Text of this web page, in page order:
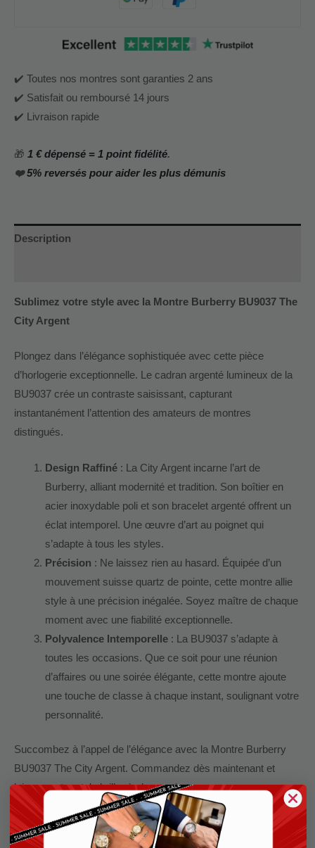
✔️ Toutes nos montres sont garanties 2 ans
✔️ Satisfait ou remboursé 14 jours
✔️ Livraison rapide
🎁 1 € dépensé = 1 point fidélité.
❤️5% reversés pour aider les plus démunis
Description
Sublimez votre style avec la Montre Burberry BU9037 The
City Argent
Plongez dans l’élégance sophistiquée avec cette pièce
d’horlogerie exceptionnelle. Le cadran argenté lumineux de la
BU9037 crée un contraste saisissant, capturant
instantanément l’attention des amateurs de montres
distingués.
Design Raffiné: La City Argent incarne l’art de
Burberry, alliant modernité et tradition. Son boîtier en
acier inoxydable poli et son bracelet argenté offrent un
éclat intemporel. Une œuvre d’art au poignet qui
s’adapte à tous les styles.
Précision : Ne laissez rien au hasard. Équipée d’un
mouvement suisse quartz de pointe, cette montre allie
style à une précision inégalée. Soyez maître de chaque
moment avec une fiabilité exceptionnelle.
Polyvalence Intemporelle: La BU9037 s’adapte à
toutes les occasions. Que ce soit pour une réunion
d’affaires ou une soirée élégante, cette montre ajoute
une touche de classe à chaque instant, soulignant votre
personnalité.
Succombez à l’appel de l’élégance avec la Montre Burberry
BU9037 The City Argent. Commandez dès maintenant et
laissez votre style briller à chaque tic-tac.
Affirmez votre raffinement, maîtrisez le temps.